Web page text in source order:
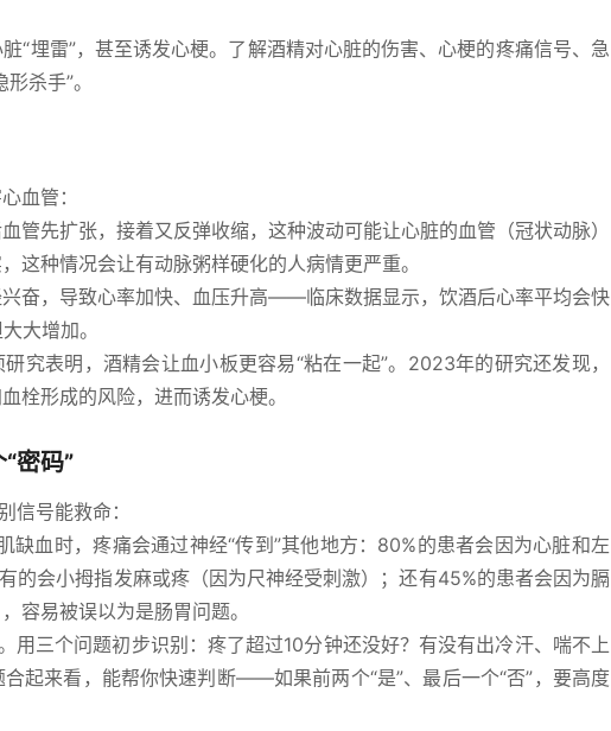
“埋雷”，甚至诱发心梗。了解酒精对心脏的伤害、心梗的疼痛信号、急
杀手”。
血管：
管先扩张，接着又反弹收缩，这种波动可能让心脏的血管（冠状动脉）
这种情况会让有动脉粥样硬化的人病情更严重。
奋，导致心率加快、血压升高——临床数据显示，饮酒后心率平均会快
大增加。
研究表明，酒精会让血小板更容易“粘在一起”。2023年的研究还发现，
栓形成的风险，进而诱发心梗。
密码”
信号能救命：
缺血时，疼痛会通过神经“传到”其他地方：80%的患者会因为心脏和左
的会小拇指发麻或疼（因为尺神经受刺激）；还有45%的患者会因为膈
容易被误以为是肠胃问题。
用三个问题初步识别：疼了超过10分钟还没好？有没有出冷汗、喘不上
起来看，能帮你快速判断——如果前两个“是”、最后一个“否”，要高度